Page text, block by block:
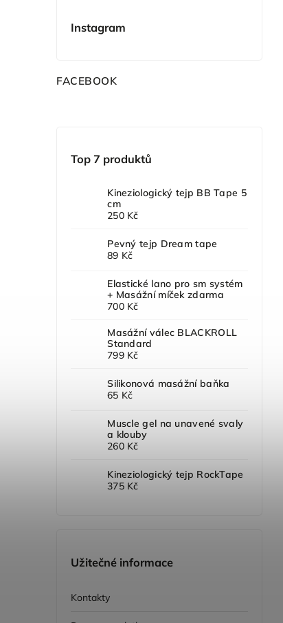
Instagram
FACEBOOK
Top 7 produktů
Kineziologický tejp BB Tape 5
cm
250 Kč
Pevný tejp Dream tape
89 Kč
Elastické lano pro sm systém
+ Masážní míček zdarma
700 Kč
Masážní válec BLACKROLL
Standard
799 Kč
Silikonová masážní baňka
65 Kč
Muscle gel na unavené svaly
a klouby
260 Kč
Kineziologický tejp RockTape
375 Kč
Užitečné informace
Kontakty